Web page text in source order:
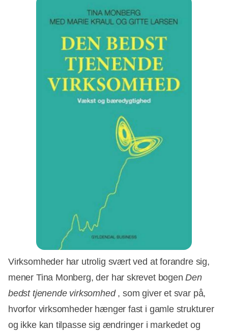
Virksomheder har utrolig svært ved at forandre sig,
mener Tina Monberg, der har skrevet bogenDen
bedst tjenende virksomhed, som giver et svar på,
hvorfor virksomheder hænger fast i gamle strukturer
og ikke kan tilpasse sig ændringer i markedet og